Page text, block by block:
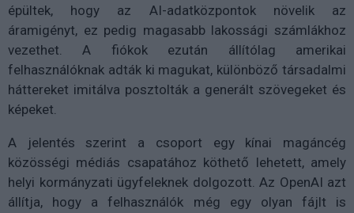
épültek, hogy az AI-adatközpontok növelik az
áramigényt, ez pedig magasabb lakossági számlákhoz
vezethet. A fiókok ezután állítólag amerikai
felhasználóknak adták ki magukat, különböző társadalmi
háttereket imitálva posztolták a generált szövegeket és
képeket.
A jelentés szerint a csoport egy kínai magáncég
közösségi médiás csapatához köthető lehetett, amely
helyi kormányzati ügyfeleknek dolgozott. Az OpenAI azt
állítja, hogy a felhasználók még egy olyan fájlt is